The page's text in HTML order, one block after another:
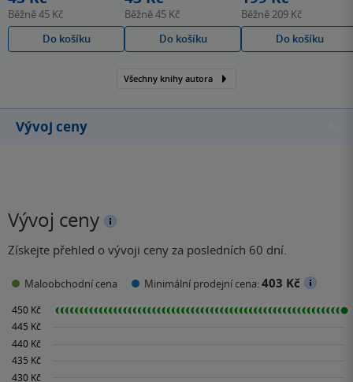
Běžně45 Kč
Do košíku
Běžně45 Kč
Do košíku
Běžně209 Kč
Do košíku
Všechny knihy autora
Vývoj ceny
Vývoj ceny
Získejte přehled o vývoji ceny za posledních 60 dní.
Maloobchodní cena Minimální prodejní cena:403 Kč